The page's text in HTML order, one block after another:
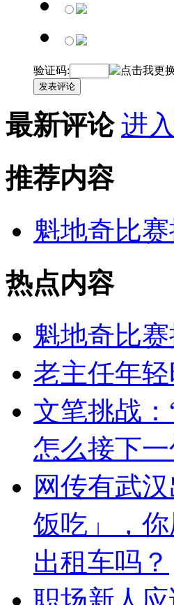
验证码:
发表评论
最新评论 进
推荐内容
魁地奇比
热点内容
魁地奇比
老主任年
文笔挑战：
怎么接下一
网传有武
饭吃」，
出租车吗？